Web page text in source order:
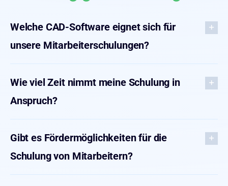
Welche CAD-Software eignet sich für
unsere Mitarbeiterschulungen?
Wie viel Zeit nimmt meine Schulung in
Anspruch?
Gibt es Fördermöglichkeiten für die
Schulung von Mitarbeitern?